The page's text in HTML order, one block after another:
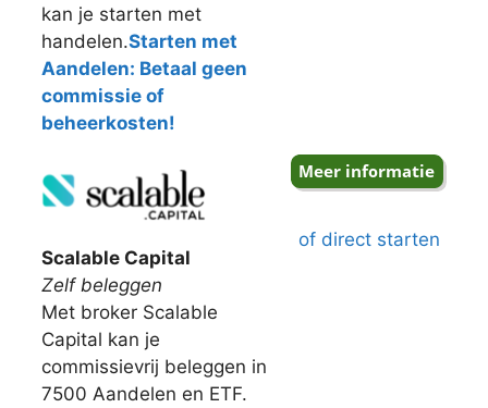
kan je starten met
handelen.Starten met
Aandelen: Betaal geen
commissie of
beheerkosten!
Scalable Capital
Zelf beleggen
Met broker Scalable
Capital kan je
commissievrij beleggen in
7500 Aandelen en ETF.
of direct starten